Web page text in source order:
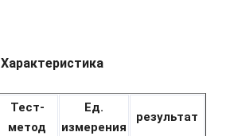
Характеристика
Тест-
метод
Ед.
измерения
результат